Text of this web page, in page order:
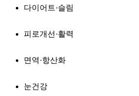
다이어트·슬림
피로개선·활력
면역·항산화
눈건강